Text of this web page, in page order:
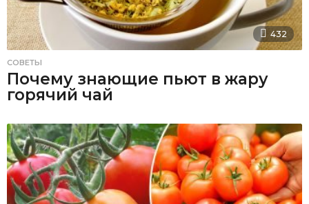
432
СОВЕТЫ
Почему знающие пьют в жару
горячий чай